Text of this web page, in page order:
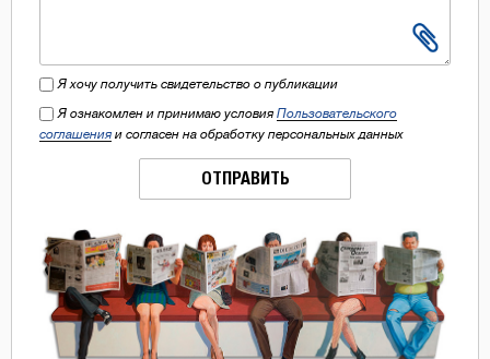
Я хочу получить свидетельство о публикации
Я ознакомлен и принимаю условия Пользовательского
соглашения и согласен на обработку персональных данных
ОТПРАВИТЬ